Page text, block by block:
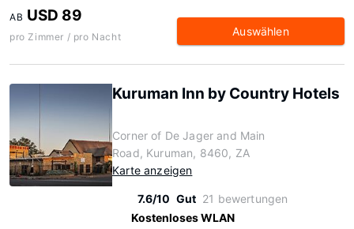
AB USD 89
pro Zimmer / pro Nacht Auswählen
Kuruman Inn by Country Hotels
Corner of De Jager and Main
Road, Kuruman, 8460, ZA
Karte anzeigen
7.6/10 Gut 21 bewertungen
Kostenloses WLAN